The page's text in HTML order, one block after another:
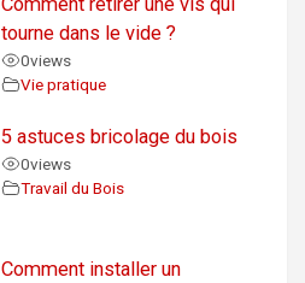
tourne dans le vide ?
0views
Vie pratique
5 astuces bricolage du bois
0views
Travail du Bois
Comment installer un